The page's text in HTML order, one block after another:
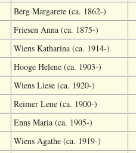
Berg Margarete (ca. 1862-)
Friesen Anna (ca. 1875-)
Wiens Katharina (ca. 1914-)
Hooge Helene (ca. 1903-)
Wiens Liese (ca. 1920-)
Reimer Lene (ca. 1900-)
Enns Maria (ca. 1905-)
Wiens Agathe (ca. 1919-)